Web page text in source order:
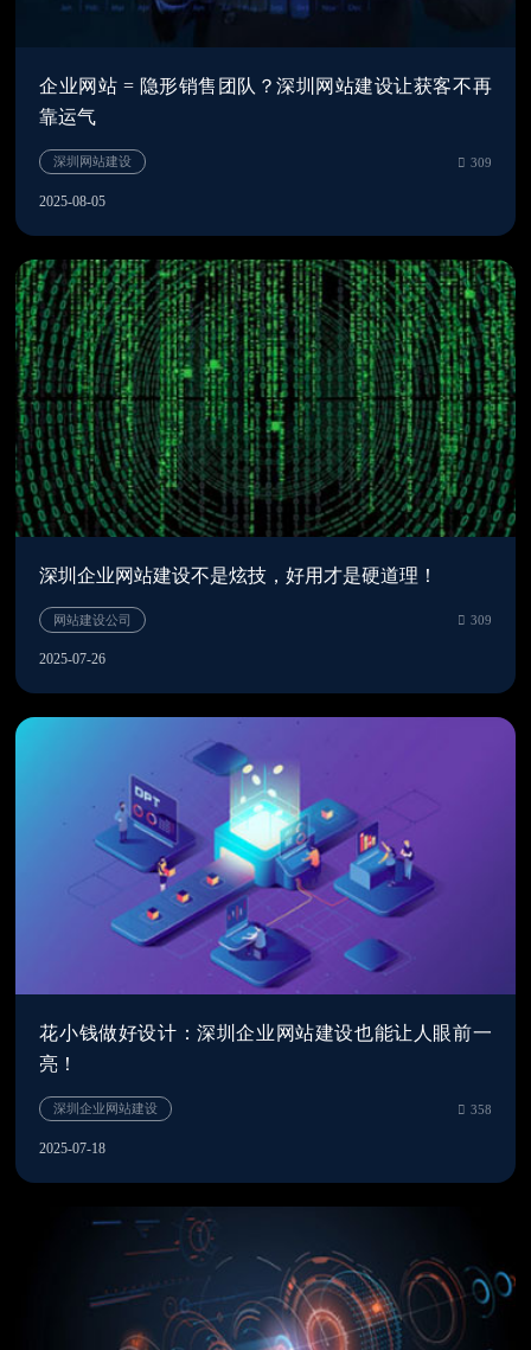
企业网站 = 隐形销售团队？深圳网站建设让获客不再
靠运气
深圳网站建设
2025-08-05
深圳企业网站建设不是炫技，好用才是硬道理！
网站建设公司
2025-07-26
花小钱做好设计：深圳企业网站建设也能让人眼前一
亮！
2025-07-18